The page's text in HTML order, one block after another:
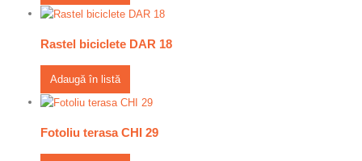
Rastel biciclete DAR 18
Adaugă în listă
Fotoliu terasa CHI 29